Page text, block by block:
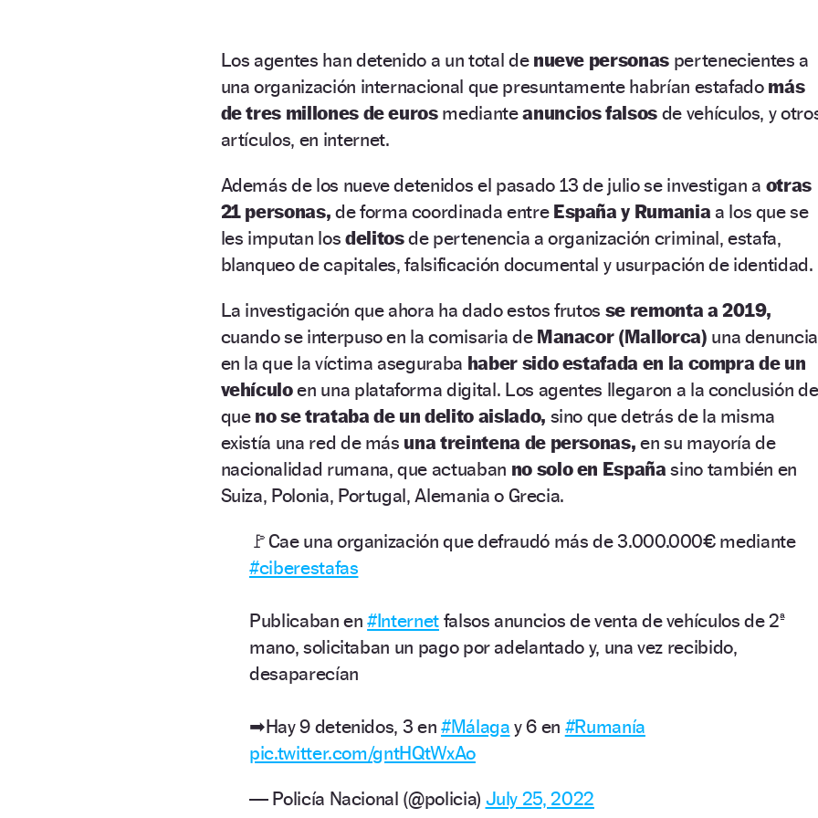
Los agentes han detenido a un total de nueve personaspertenecientes a
una organización internacional que presuntamente habrían estafadomás
de tres millones de eurosmedianteanuncios falsos de vehículos, y
artículos, en internet.
Además de los nueve detenidos el pasado 13 de julio se investigan a otras
21 personas, de forma coordinada entreEspaña y Rumania a los que se
les imputan los delitosde pertenencia a organización criminal, estafa,
blanqueo de capitales, falsificación documental y usurpación de identidad.
La investigación que ahora ha dado estos frutos se remonta a 2019,
cuando se interpuso en la comisaria de Manacor (Mallorca) una denuncia
en la que la víctima aseguraba haber sido estafada en la compra de un
vehículoen una plataforma digital. Los agentes llegaron a la conclusión de
que no se trataba de un delito aislado, sino que detrás de la misma
existía una red de más una treintena de personas,en su mayoría de
nacionalidad rumana, que actuaban no solo en España sino también en
Suiza, Polonia, Portugal, Alemania o Grecia.
🚩Cae una organización que defraudó más de 3.000.000€ mediante
#ciberestafas
Publicaban en#Internetfalsos anuncios de venta de vehículos de 2ª
mano, solicitaban un pago por adelantado y, una vez recibido,
desaparecían
➡Hay 9 detenidos, 3 en #Málaga y 6 en #Rumanía
pic.twitter.com/gntHQtWxAo
— Policía Nacional (@policia) July 25, 2022